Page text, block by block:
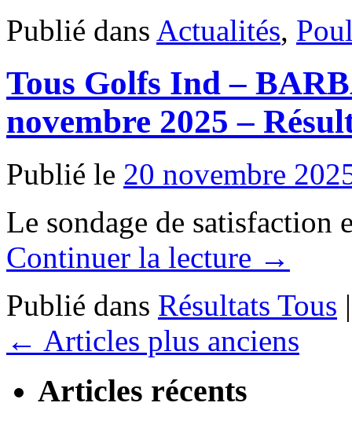
Publié dans Actualités,
Tous Golfs Ind –
novembre 2025 –
Publié le 20 novembre
Le sondage de satisfaction
Continuer la lecture →
Publié dans Résultats Tous |
← Articles plus anciens
Articles récents